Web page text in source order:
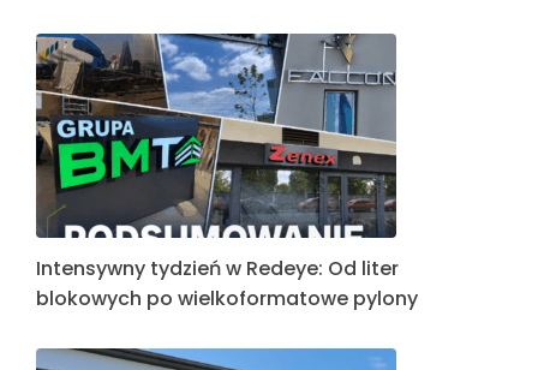
Intensywny tydzień w Redeye: Od liter
blokowych po wielkoformatowe pylony